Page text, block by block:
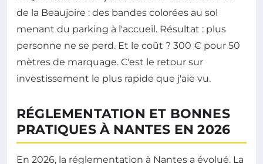
de la Beaujoire : des bandes colorées au sol
menant du parking à l'accueil. Résultat : plus
personne ne se perd. Et le coût ? 300 € pour 50
mètres de marquage. C'est le retour sur
investissement le plus rapide que j'aie vu.
RÉGLEMENTATION ET BONNES
PRATIQUES À NANTES EN 2026
En 2026, la réglementation à Nantes a évolué. La